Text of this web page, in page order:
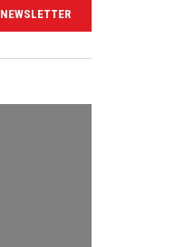
NEWSLETTER